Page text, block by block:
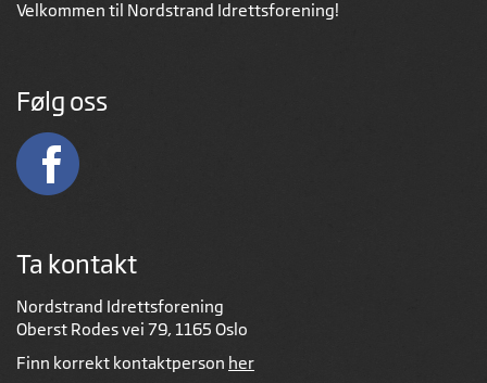
Velkommen til Nordstrand Idrettsforening!
Følg oss
Ta kontakt
Nordstrand Idrettsforening
Oberst Rodes vei 79, 1165 Oslo
Finn korrekt kontaktperson her